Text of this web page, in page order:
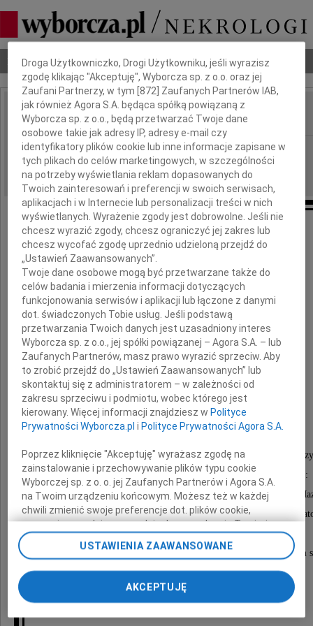
Nekrologi Odeszli Poradnik pogrzebowy
IMIĘ I NAZWISKO:
REGION: Warszawa
DATA EMISJI: 17.06.2009
Z ogromnym smutkiem i poczuciem straty
przyjęliśmy wiadomość o śmierci
naszego Przyjaciela chirurga
dr. Lecha Baczuka
Adiunkta Kliniki Chirurgii Ogólnej
Wychowawcę wielu młodych chirurgów i
Człowieka o różnorodnych zainteresowaniach:
zamiłowanego podróżnika i żeglarza, miłośnika
znawcę fotografii i muzyki, wspaniałego
wielu wspólnych wypraw i spotkań,
Człowieka o ogromnym poczuciu humoru i dobrym
Najbliższej Rodzinie
Dbamy o Twoją prywatność
Droga Użytkowniczko, Drogi Użytkowniku, jeśli wyrazisz
zgodę klikając "Akceptuję", Wyborcza sp. z o.o. oraz jej
Zaufani Partnerzy, w tym [872] Zaufanych Partnerów IAB,
jak również Agora S.A. będąca spółką powiązaną z
Wyborcza sp. z o.o., będą przetwarzać Twoje dane
osobowe takie jak adresy IP, adresy e-mail czy
identyfikatory plików cookie lub inne informacje zapisane w
tych plikach do celów marketingowych, w szczególności
na potrzeby wyświetlania reklam dopasowanych do
Twoich zainteresowań i preferencji w swoich serwisach,
aplikacjach i w Internecie lub personalizacji treści w nich
wyświetlanych. Wyrażenie zgody jest dobrowolne. Jeśli nie
chcesz wyrazić zgody, chcesz ograniczyć jej zakres lub
chcesz wycofać zgodę uprzednio udzieloną przejdź do
„Ustawień Zaawansowanych”.
Twoje dane osobowe mogą być przetwarzane także do
celów badania i mierzenia informacji dotyczących
funkcjonowania serwisów i aplikacji lub łączone z danymi
dot. świadczonych Tobie usług. Jeśli podstawą
przetwarzania Twoich danych jest uzasadniony interes
Wyborcza sp. z o.o., jej spółki powiązanej – Agora S.A. – lub
Zaufanych Partnerów, masz prawo wyrazić sprzeciw. Aby
to zrobić przejdź do „Ustawień Zaawansowanych” lub
skontaktuj się z administratorem – w zależności od
zakresu sprzeciwu i podmiotu, wobec którego jest
kierowany. Więcej informacji znajdziesz wPolityce
Prywatności Wyborcza.pl iPolityce Prywatności Agora S.A.
Poprzez kliknięcie "Akceptuję" wyrażasz zgodę na
zainstalowanie i przechowywanie plików typu cookie
Wyborczej sp. z o. o. jej Zaufanych Partnerów i Agora S.A.
na Twoim urządzeniu końcowym. Możesz też w każdej
chwili zmienić swoje preferencje dot. plików cookie,
ponownie wywołując narzędzie do zarządzania Twoimi
preferencjami dot. przetwarzania danych poprzez
odnośnik „Ustawienia prywatności” w stopce serwisu i
Zmiana ustawień plików cookie możliwa jest także za
pomocą ustawień przeglądarki.
My, nasi Zaufani Partnerzy i Agora S.A. możemy
USTAWIENIA ZAAWANSOWANE
AKCEPTUJĘ